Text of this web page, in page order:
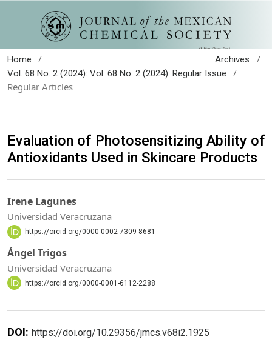
Home / Archives /
Vol. 68 No. 2 (2024): Vol. 68 No. 2 (2024): Regular Issue
/
Regular Articles
Evaluation of Photosensitizing Ability of
Antioxidants Used in Skincare Products
Irene Lagunes
Universidad Veracruzana
https://orcid.org/0000-0002-7309-8681
Ángel Trigos
Universidad Veracruzana
https://orcid.org/0000-0001-6112-2288
DOI: https://doi.org/10.29356/jmcs.v68i2.1925